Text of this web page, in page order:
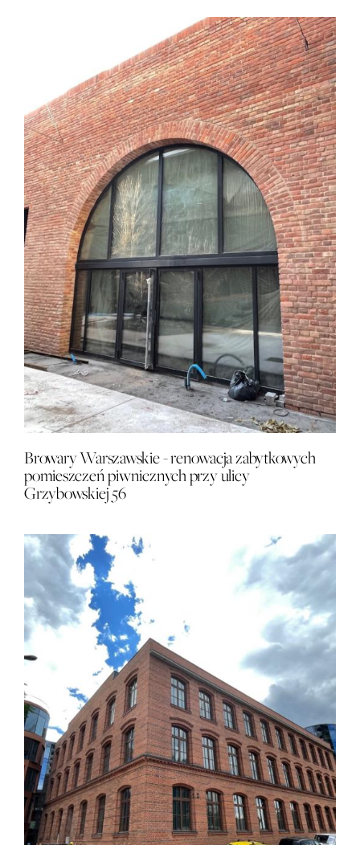
Browary Warszawskie - renowacja zabytkowych
pomieszczeń piwnicznych przy ulicy
Grzybowskiej 56